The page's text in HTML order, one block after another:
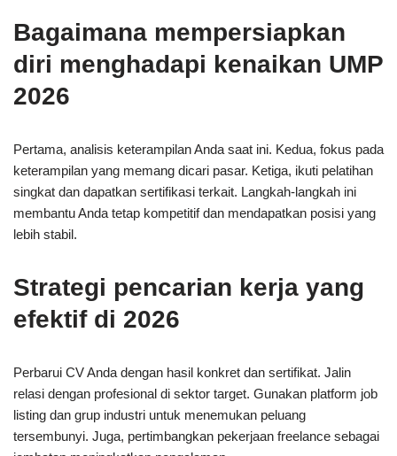
Bagaimana mempersiapkan
diri menghadapi kenaikan UMP
2026
Pertama, analisis keterampilan Anda saat ini. Kedua, fokus pada
keterampilan yang memang dicari pasar. Ketiga, ikuti pelatihan
singkat dan dapatkan sertifikasi terkait. Langkah-langkah ini
membantu Anda tetap kompetitif dan mendapatkan posisi yang
lebih stabil.
Strategi pencarian kerja yang
efektif di 2026
Perbarui CV Anda dengan hasil konkret dan sertifikat. Jalin
relasi dengan profesional di sektor target. Gunakan platform job
listing dan grup industri untuk menemukan peluang
tersembunyi. Juga, pertimbangkan pekerjaan freelance sebagai